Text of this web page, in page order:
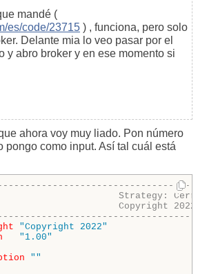
mandé (
es/code/23715 ) , funciona, pero solo
Delante mia lo veo pasar por el
y abro broker y en ese momento si
ahora voy muy liado. Pon número
pongo como input. Así tal cuál está
Strategy:
Copyright
"Copyright 2022"
"1.00"
""